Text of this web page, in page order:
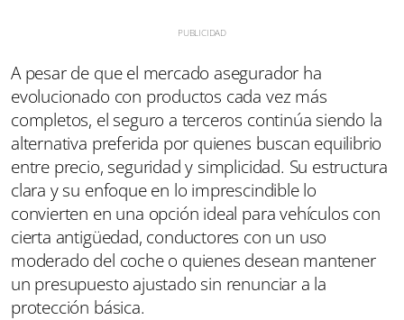
A pesar de que el mercado asegurador ha
evolucionado con productos cada vez más
completos, el seguro a terceros continúa siendo la
alternativa preferida por quienes buscan equilibrio
entre precio, seguridad y simplicidad. Su estructura
clara y su enfoque en lo imprescindible lo
convierten en una opción ideal para vehículos con
cierta antigüedad, conductores con un uso
moderado del coche o quienes desean mantener
un presupuesto ajustado sin renunciar a la
protección básica.